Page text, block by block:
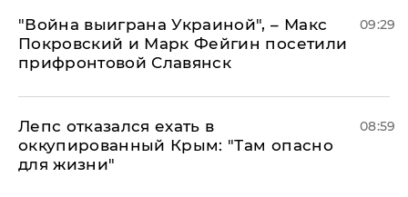
"Война выиграна Украиной", – Макс
Покровский и Марк Фейгин посетили
прифронтовой Славянск
09:29
Лепс отказался ехать в
оккупированный Крым: "Там опасно
для жизни"
08:59